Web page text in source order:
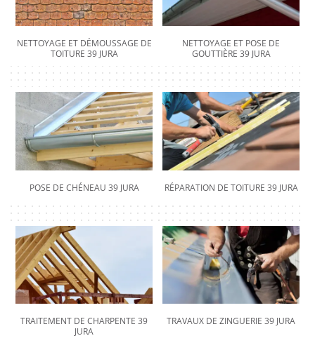
NETTOYAGE ET DÉMOUSSAGE DE
TOITURE 39 JURA
NETTOYAGE ET POSE DE
GOUTTIÈRE 39 JURA
POSE DE CHÉNEAU 39 JURA RÉPARATION DE TOITURE 39 JURA
TRAITEMENT DE CHARPENTE 39
JURA
TRAVAUX DE ZINGUERIE 39 JURA